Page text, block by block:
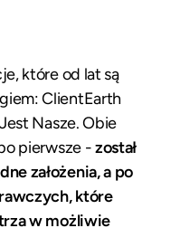
które od lat są
ClientEarth
Nasze. Obie
pierwsze -został
założenia, a po
które
w możliwie